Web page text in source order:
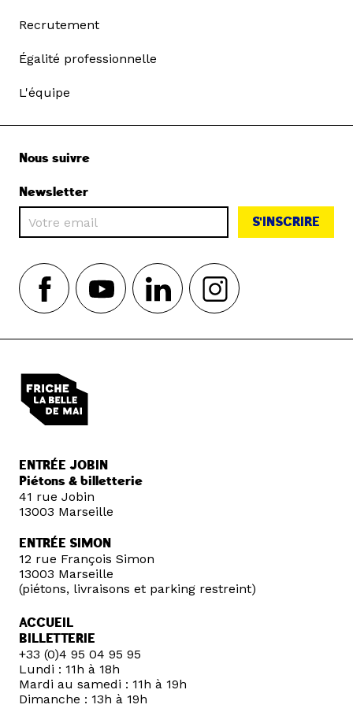
Recrutement
Égalité professionnelle
L'équipe
Nous suivre
Newsletter
S'INSCRIRE
ENTRÉE JOBIN
Piétons & billetterie
41 rue Jobin
13003 Marseille
ENTRÉE SIMON
12 rue François Simon
13003 Marseille
(piétons, livraisons et parking restreint)
ACCUEIL
BILLETTERIE
+33 (0)4 95 04 95 95
Lundi : 11h à 18h
Mardi au samedi : 11h à 19h
Dimanche : 13h à 19h